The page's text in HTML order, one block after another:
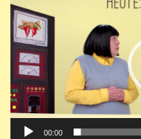
00:00